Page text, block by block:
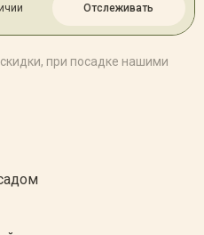
Отслеживать
при посадке нашими